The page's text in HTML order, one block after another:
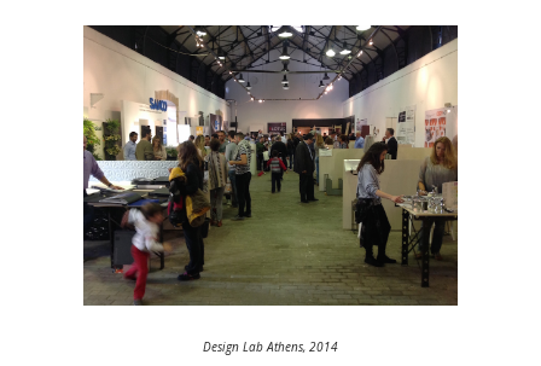
Design Lab Athens, 2014